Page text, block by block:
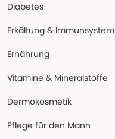
Diabetes
Erkältung & Immunsystem
Ernährung
Vitamine & Mineralstoffe
Dermokosmetik
Pflege für den Mann